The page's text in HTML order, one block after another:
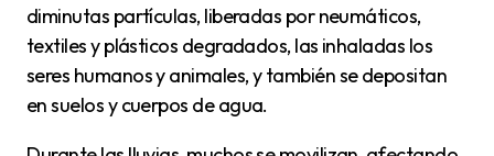
diminutas partículas, liberadas por neumáticos,
textiles y plásticos degradados, las inhaladas los
seres humanos y animales, y también se depositan
en suelos y cuerpos de agua.